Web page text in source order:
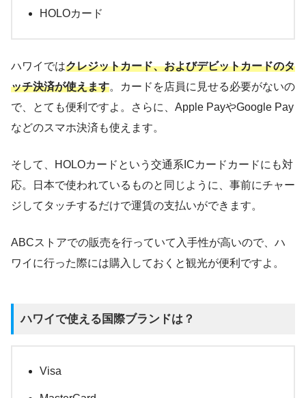
HOLOカード
ハワイではクレジットカード、およびデビットカードのタ
ッチ決済が使えます。カードを店員に見せる必要がないの
で、とても便利ですよ。さらに、Apple PayやGoogle Pay
などのスマホ決済も使えます。
そして、HOLOカードという交通系ICカードカードにも対
応。日本で使われているものと同じように、事前にチャー
ジしてタッチするだけで運賃の支払いができます。
ABCストアでの販売を行っていて入手性が高いので、ハ
ワイに行った際には購入しておくと観光が便利ですよ。
ハワイで使える国際ブランドは？
Visa